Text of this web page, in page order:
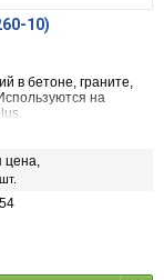
10)
в бетоне, граните,
на
цена,